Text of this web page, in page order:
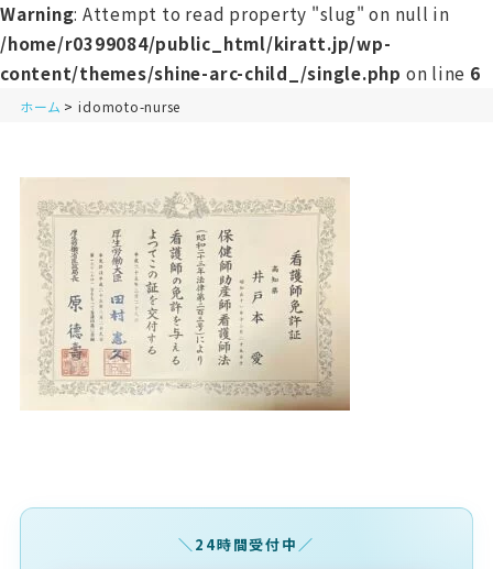
Warning: Attempt to read property "slug" on null in
/home/r0399084/public_html/kiratt.jp/wp-
content/themes/shine-arc-child_/single.php on line 6
ホーム idomoto-nurse
24時間受付中